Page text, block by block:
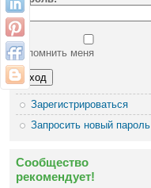
Запомнить меня
Зарегистрироваться
Запросить новый пароль
Сообщество
рекомендует!